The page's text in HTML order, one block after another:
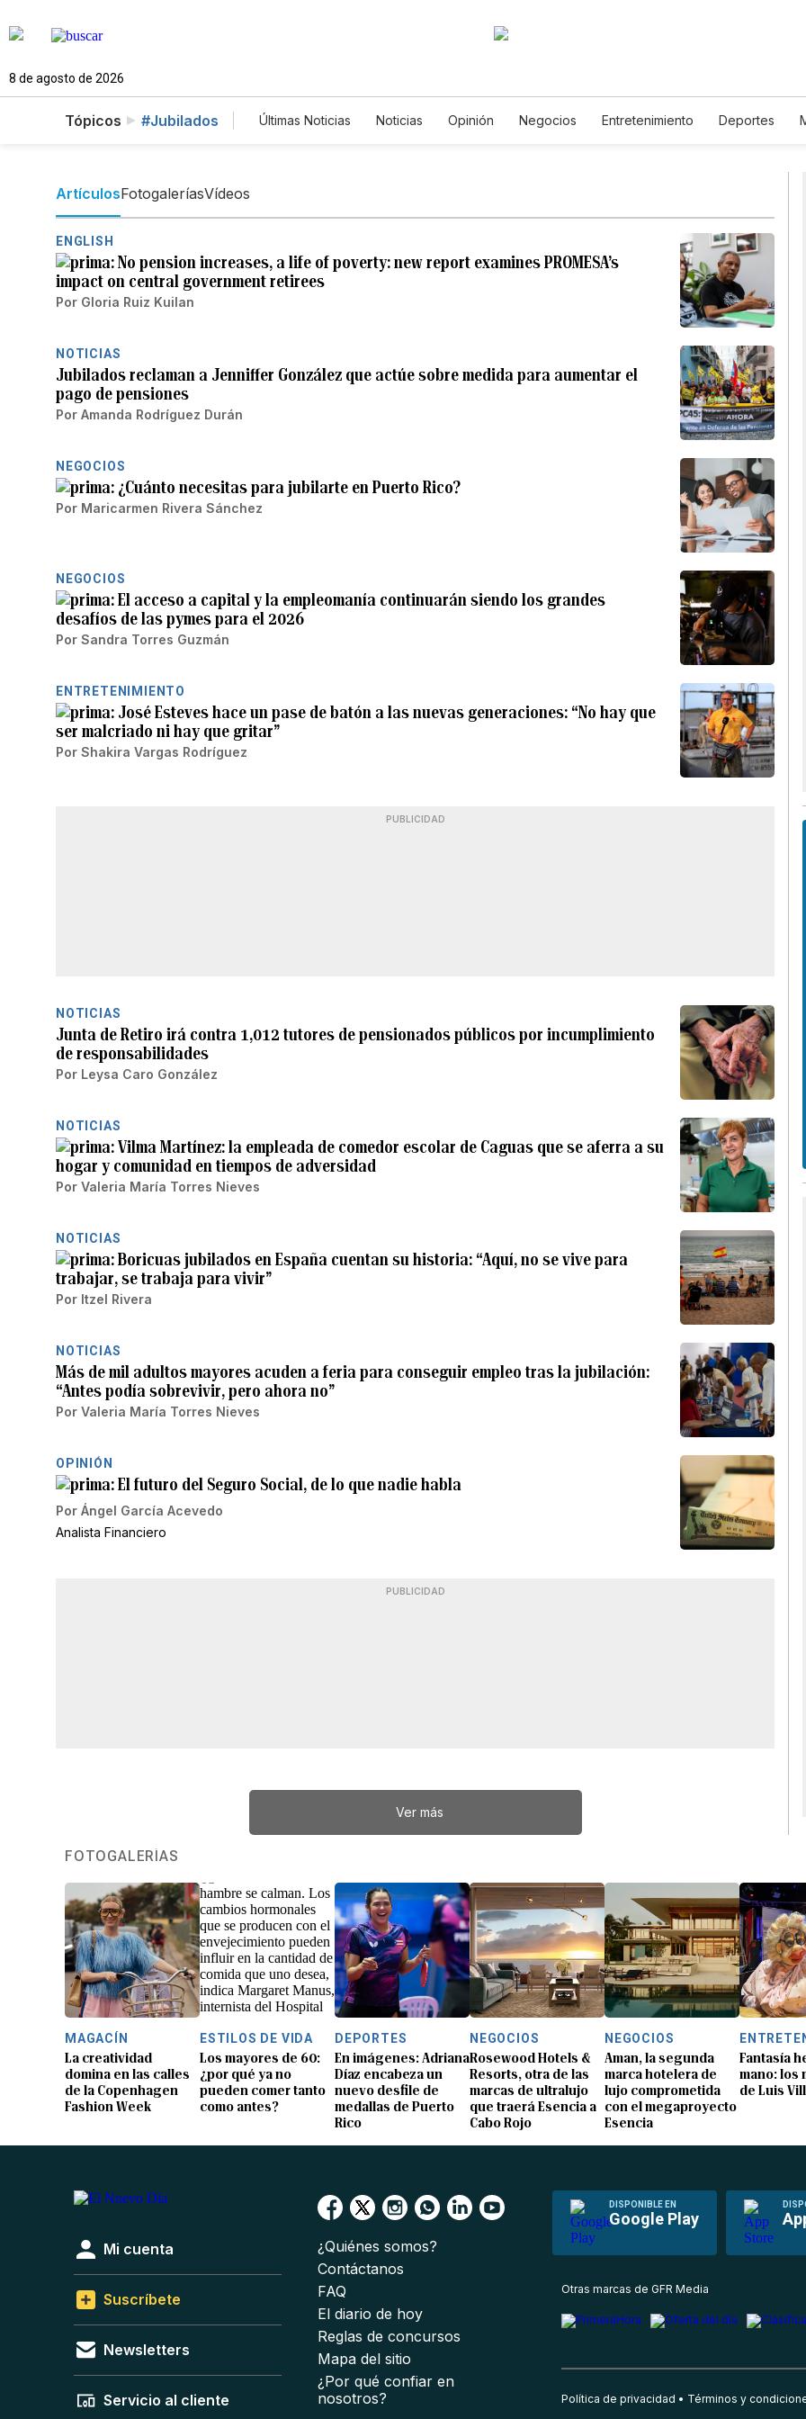
8 de agosto de 2026
Tópicos #Jubilados Últimas Noticias Noticias Opinión Negocios Entretenimiento Deportes
ArtículosFotogaleríasVídeos
ENGLISH
No pension increases, a life of poverty: new report examines PROMESA’s
impact on central government retirees
Por Gloria Ruiz Kuilan
NOTICIAS
Jubilados reclaman a Jenniffer González que actúe sobre medida para aumentar el
pago de pensiones
Por Amanda Rodríguez Durán
NEGOCIOS
¿Cuánto necesitas para jubilarte en Puerto Rico?
Por Maricarmen Rivera Sánchez
NEGOCIOS
El acceso a capital y la empleomanía continuarán siendo los grandes
desafíos de las pymes para el 2026
Por Sandra Torres Guzmán
ENTRETENIMIENTO
José Esteves hace un pase de batón a las nuevas generaciones: “No hay que
ser malcriado ni hay que gritar”
Por Shakira Vargas Rodríguez
PUBLICIDAD
NOTICIAS
Junta de Retiro irá contra 1,012 tutores de pensionados públicos por incumplimiento
de responsabilidades
Por Leysa Caro González
NOTICIAS
Vilma Martínez: la empleada de comedor escolar de Caguas que se aferra a su
hogar y comunidad en tiempos de adversidad
Por Valeria María Torres Nieves
NOTICIAS
Boricuas jubilados en España cuentan su historia: “Aquí, no se vive para
trabajar, se trabaja para vivir”
Por Itzel Rivera
NOTICIAS
Más de mil adultos mayores acuden a feria para conseguir empleo tras la jubilación:
“Antes podía sobrevivir, pero ahora no”
Por Valeria María Torres Nieves
OPINIÓN
El futuro del Seguro Social, de lo que nadie habla
Por Ángel García Acevedo
Analista Financiero
PUBLICIDAD
Ver más
FOTOGALERÍAS
MAGACÍN
La creatividad
domina en las calles
de la Copenhagen
Fashion Week
ESTILOS DE VIDA
Los mayores de 60:
¿por qué ya no
pueden comer tanto
como antes?
DEPORTES
En imágenes: Adriana
Díaz encabeza un
nuevo desfile de
medallas de Puerto
Rico
NEGOCIOS
Rosewood Hotels &
Resorts, otra de las
marcas de ultralujo
que traerá Esencia a
Cabo Rojo
NEGOCIOS
Aman, la segunda
marca hotelera de
lujo comprometida
con el megaproyecto
Esencia
Fantasía
mano: los
de Luis
DISPONIBLE EN
Google Play
Mi cuenta
Suscríbete
Newsletters
Servicio al cliente
¿Quiénes somos?
Contáctanos
FAQ
El diario de hoy
Reglas de concursos
Mapa del sitio
¿Por qué confiar en
nosotros?
Otras marcas de GFR Media
Política de privacidad Términos y